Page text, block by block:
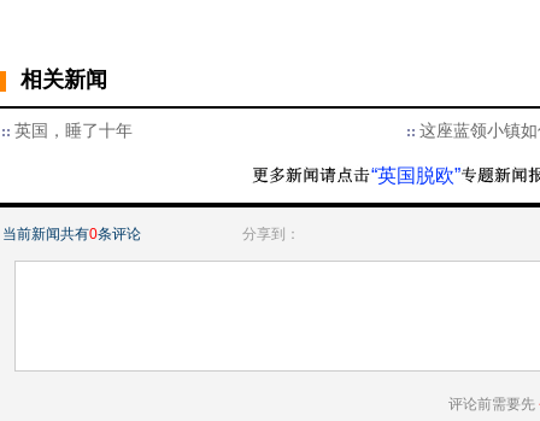
相关新闻
英国，睡了十年 这座蓝领小镇
“英国脱欧”
当前新闻共有0条评论 分享到：
评论前需要先